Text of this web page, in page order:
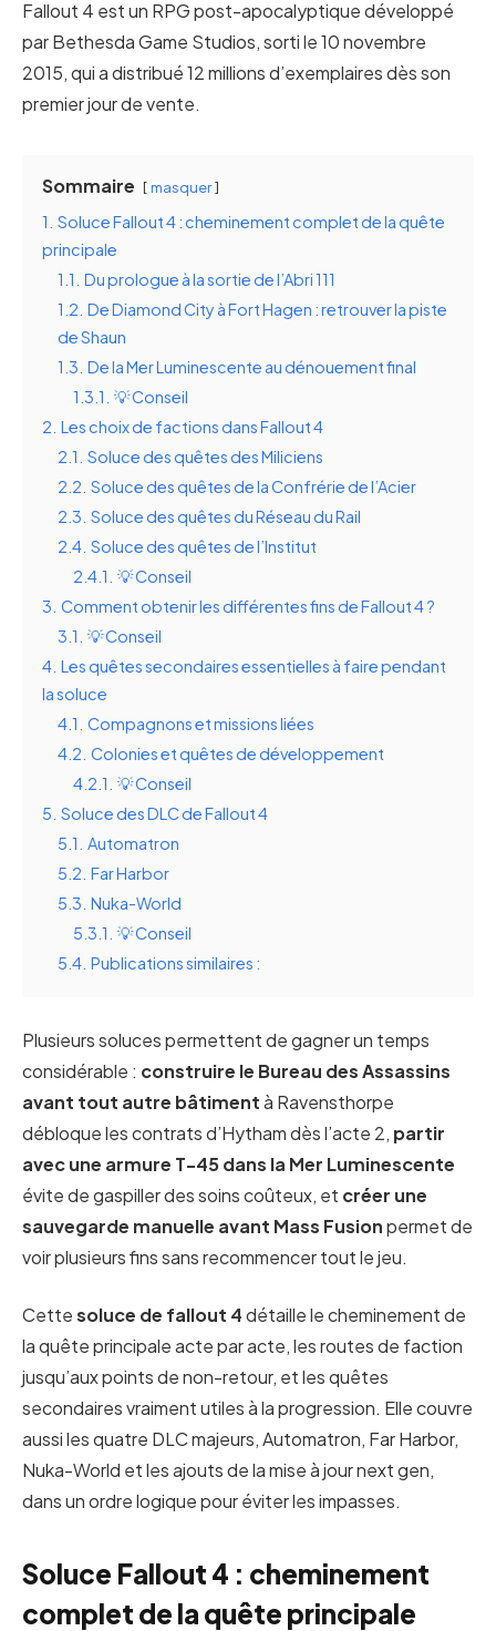
Fallout 4 est un RPG post-apocalyptique développé
par Bethesda Game Studios, sorti le 10 novembre
2015, qui a distribué 12 millions d’exemplaires dès son
premier jour de vente.
Sommaire masquer
1. Soluce Fallout 4 : cheminement complet de la quête
principale
1.1. Du prologue à la sortie de l’Abri 111
1.2. De Diamond City à Fort Hagen : retrouver la piste
de Shaun
1.3. De la Mer Luminescente au dénouement final
1.3.1. 💡 Conseil
2. Les choix de factions dans Fallout 4
2.1. Soluce des quêtes des Miliciens
2.2. Soluce des quêtes de la Confrérie de l’Acier
2.3. Soluce des quêtes du Réseau du Rail
2.4. Soluce des quêtes de l’Institut
2.4.1. 💡 Conseil
3. Comment obtenir les différentes fins de Fallout 4 ?
3.1. 💡 Conseil
4. Les quêtes secondaires essentielles à faire pendant
la soluce
4.1. Compagnons et missions liées
4.2. Colonies et quêtes de développement
4.2.1. 💡 Conseil
5. Soluce des DLC de Fallout 4
5.1. Automatron
5.2. Far Harbor
5.3. Nuka-World
5.3.1. 💡 Conseil
5.4. Publications similaires :
Plusieurs soluces permettent de gagner un temps
considérable : construire le Bureau des Assassins
avant tout autre bâtimentà Ravensthorpe
débloque les contrats d’Hytham dès l’acte 2, partir
avec une armure T-45 dans la Mer Luminescente
évite de gaspiller des soins coûteux, et créer une
sauvegarde manuelle avant Mass Fusionpermet de
voir plusieurs fins sans recommencer tout le jeu.
Cettesoluce de fallout 4détaille le cheminement de
la quête principale acte par acte, les routes de faction
jusqu’aux points de non-retour, et les quêtes
secondaires vraiment utiles à la progression. Elle couvre
aussi les quatre DLC majeurs, Automatron, Far Harbor,
Nuka-World et les ajouts de la mise à jour next gen,
dans un ordre logique pour éviter les impasses.
Soluce Fallout 4 : cheminement
complet de la quête principale